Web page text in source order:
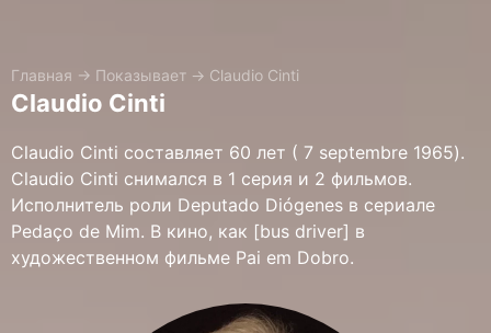
Главная → Показывает → Claudio Cinti
Claudio Cinti
Claudio Cinti составляет 60 лет ( 7 septembre 1965).
Claudio Cinti снимался в 1 серия и 2 фильмов.
Исполнитель роли Deputado Diógenes в сериале
Pedaço de Mim. В кино, как [bus driver] в
художественном фильме Pai em Dobro.